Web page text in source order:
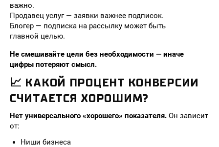
важно.
Продавец услуг — заявки важнее подписок.
Блогер — подписка на рассылку может быть
главной целью.
Не смешивайте цели без необходимости — иначе
цифры потеряют смысл.
📈 КАКОЙ ПРОЦЕНТ КОНВЕРСИИ
СЧИТАЕТСЯ ХОРОШИМ?
Нет универсального «хорошего» показателя. Он зависит
от:
Ниши бизнеса